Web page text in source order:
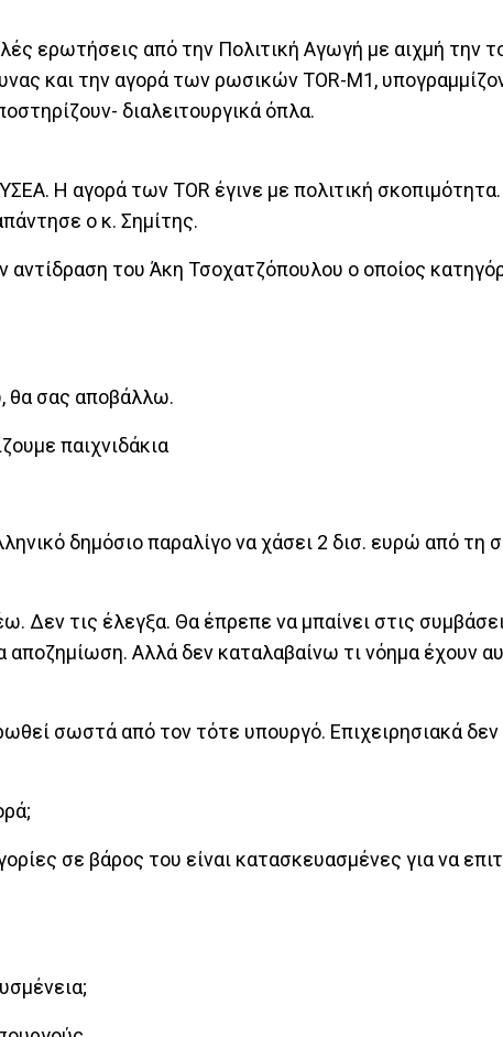
ερωτήσεις από την Πολιτική Αγωγή με αιχμή την
και την αγορά των ρωσικών ΤΟR-Μ1,
διαλειτουργικά όπλα.
Η αγορά των ΤΟR έγινε με πολιτική
ο κ. Σημίτης.
του Άκη Τσοχατζόπουλου ο οποίος
θα σας αποβάλλω.
παιχνιδάκια
δημόσιο παραλίγο να χάσει 2 δισ. ευρώ από τη
Δεν τις έλεγξα. Θα έπρεπε να μπαίνει στις
Αλλά δεν καταλαβαίνω τι νόημα έχουν
σωστά από τον τότε υπουργό. Επιχειρησιακά
σε βάρος του είναι κατασκευασμένες για να